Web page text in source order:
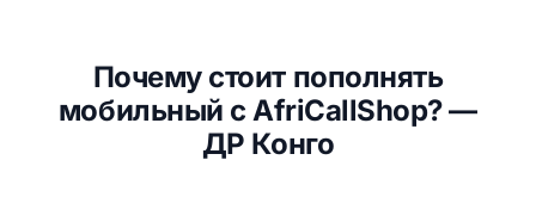
Почему стоит пополнять
мобильный с AfriCallShop? —
ДР Конго